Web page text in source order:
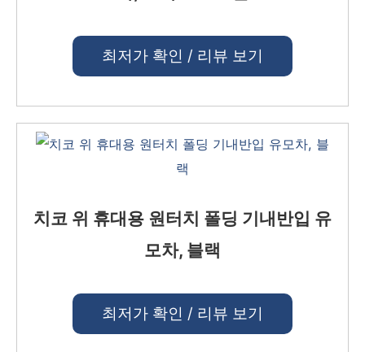
최저가 확인 / 리뷰 보기
치코 위 휴대용 원터치 폴딩 기내반입 유
모차, 블랙
최저가 확인 / 리뷰 보기